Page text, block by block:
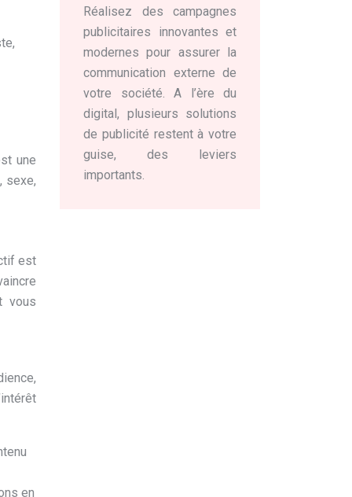
une
sexe,
est
vous
en
Réalisez des campagnes
publicitaires innovantes et
modernes pour assurer la
communication externe de
votre société. A l’ère du
digital, plusieurs solutions
de publicité restent à votre
guise, des leviers
importants.